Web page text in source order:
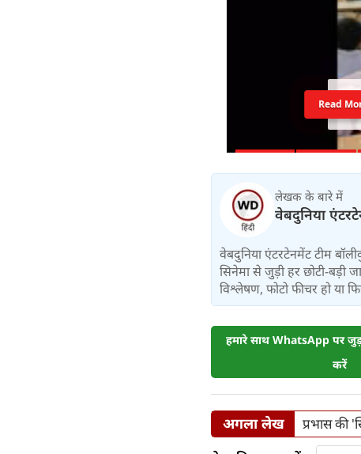
Read
लेखक के बारे में
वेबदुनिया
वेबदुनिया एंटरटेनमेंट टीम
सिनेमा से जुड़ी हर छोटी-बड़ी
विश्लेषण, फोटो फीचर हो या
हमारे साथ WhatsApp पर
करें
अगला लेख प्रभास की